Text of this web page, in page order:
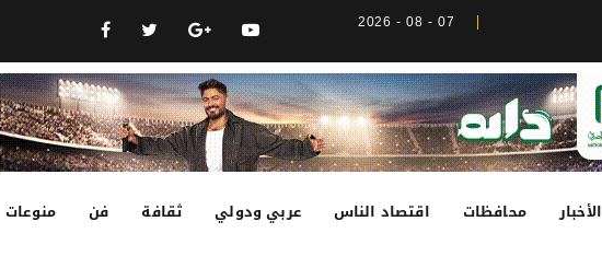
07 - 08 - 2026
الأخبار محافظات اقتصاد الناس عربي ودولي ثقافة فن منوعات